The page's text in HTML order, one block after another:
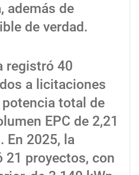
además de
de verdad.
registró 40
a licitaciones
total de
EPC de 2,21
En 2025, la
21 proyectos, con